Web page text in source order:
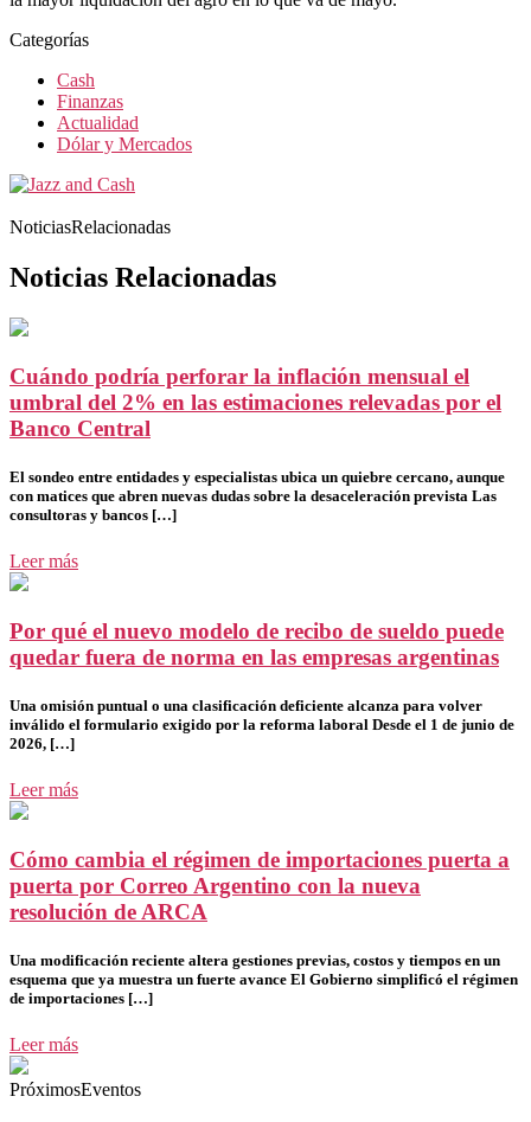
Categorías
Cash
Finanzas
Actualidad
Dólar y Mercados
NoticiasRelacionadas
Noticias Relacionadas
Cuándo podría perforar la inflación mensual el
umbral del 2% en las estimaciones relevadas por el
Banco Central
El sondeo entre entidades y especialistas ubica un quiebre cercano, aunque
con matices que abren nuevas dudas sobre la desaceleración prevista Las
consultoras y bancos […]
Leer más
Por qué el nuevo modelo de recibo de sueldo puede
quedar fuera de norma en las empresas argentinas
Una omisión puntual o una clasificación deficiente alcanza para volver
inválido el formulario exigido por la reforma laboral Desde el 1 de junio de
2026, […]
Leer más
Cómo cambia el régimen de importaciones puerta a
puerta por Correo Argentino con la nueva
resolución de ARCA
Una modificación reciente altera gestiones previas, costos y tiempos en un
esquema que ya muestra un fuerte avance El Gobierno simplificó el régimen
de importaciones […]
Leer más
PróximosEventos